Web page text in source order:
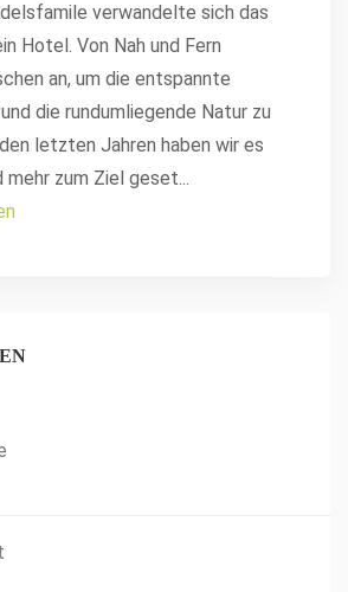
verwandelte sich das
Hotel. Von Nah und Fern
an, um die entspannte
die rundumliegende Natur zu
letzten Jahren haben wir es
mehr zum Ziel geset...